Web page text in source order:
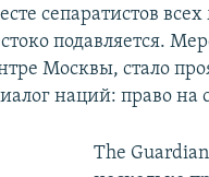
сепаратистов
подавляется.
Москвы, стало
наций: право на
The